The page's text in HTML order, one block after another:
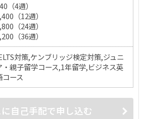
（4週）
（12週）
（24週）
（36週）
対策,ケンブリッジ検定対策,ジュニ
・親子留学コース,1年留学,ビジネス英
コース
自己手配で申し込む